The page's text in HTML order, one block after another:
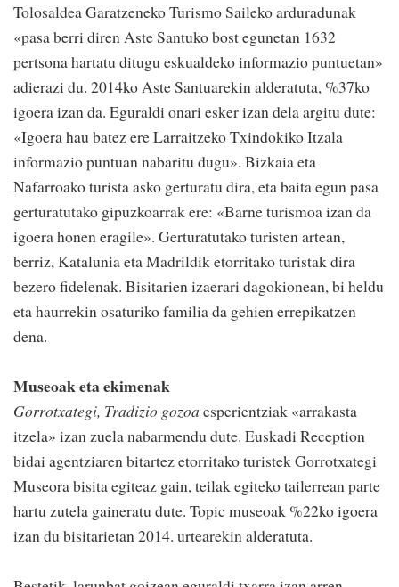
Tolosaldea Garatzeneko Turismo Saileko arduradunak
«pasa berri diren Aste Santuko bost egunetan 1632
pertsona hartatu ditugu eskualdeko informazio puntuetan»
adierazi du. 2014ko Aste Santuarekin alderatuta, %37ko
igoera izan da. Eguraldi onari esker izan dela argitu dute:
«Igoera hau batez ere Larraitzeko Txindokiko Itzala
informazio puntuan nabaritu dugu». Bizkaia eta
Nafarroako turista asko gerturatu dira, eta baita egun pasa
gerturatutako gipuzkoarrak ere: «Barne turismoa izan da
igoera honen eragile». Gerturatutako turisten artean,
berriz, Katalunia eta Madrildik etorritako turistak dira
bezero fidelenak. Bisitarien izaerari dagokionean, bi heldu
eta haurrekin osaturiko familia da gehien errepikatzen
dena.
Museoak eta ekimenak
Gorrotxategi, Tradizio gozoa esperientziak «arrakasta
itzela» izan zuela nabarmendu dute. Euskadi Reception
bidai agentziaren bitartez etorritako turistek Gorrotxategi
Museora bisita egiteaz gain, teilak egiteko tailerrean parte
hartu zutela gaineratu dute. Topic museoak %22ko igoera
izan du bisitarietan 2014. urtearekin alderatuta.